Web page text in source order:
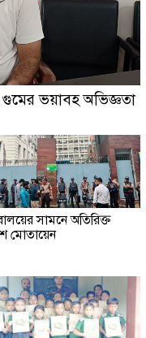
ভয়াবহ অভিজ্ঞতা
সামনে অতিরিক্ত
মোতায়েন